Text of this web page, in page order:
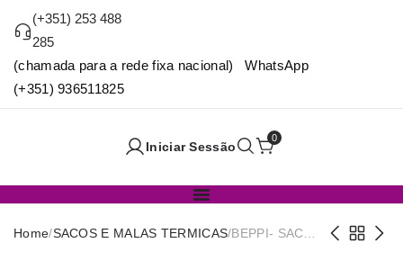
(+351) 253 488
285
(chamada para a rede fixa nacional) WhatsApp
(+351) 936511825
Iniciar Sessão
0
Home/SACOS E MALAS TERMICAS/BEPPI- SACO